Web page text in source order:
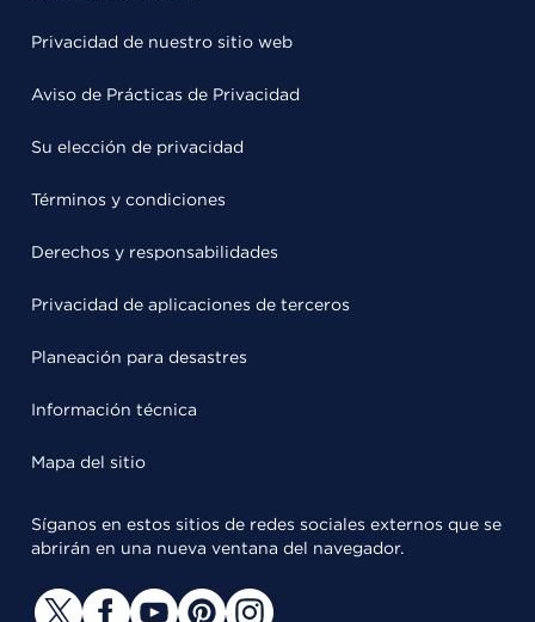
Privacidad de nuestro sitio web
Aviso de Prácticas de Privacidad
Su elección de privacidad
Términos y condiciones
Derechos y responsabilidades
Privacidad de aplicaciones de terceros
Planeación para desastres
Información técnica
Mapa del sitio
Síganos en estos sitios de redes sociales externos que se
abrirán en una nueva ventana del navegador.